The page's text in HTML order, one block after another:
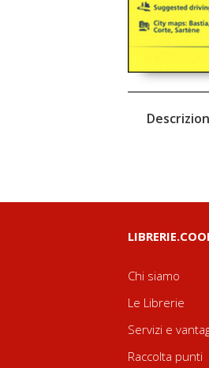
Chi siamo
Le Librerie
Servizi e
Raccolta punti